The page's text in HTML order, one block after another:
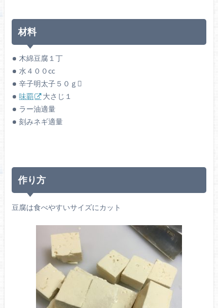
材料
木綿豆腐１丁
水４００cc
辛子明太子５０ｇ
味覇
大さじ１
ラー油適量
刻みネギ適量
作り方
豆腐は食べやすいサイズにカット